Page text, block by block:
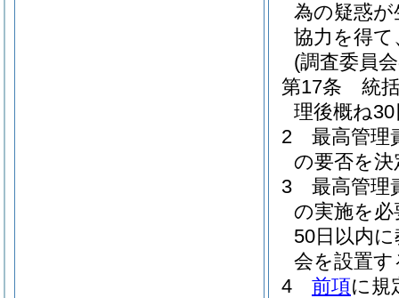
為の疑惑
協力を得
(調査委員
第17条
統
理後概ね
2
最高管理
の要否を
3
最高管理
の実施を
50日以内
会を設置す
4
前項に規